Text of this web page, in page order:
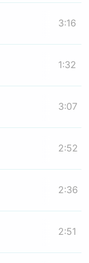
3:16
1:32
3:07
2:52
2:36
2:51